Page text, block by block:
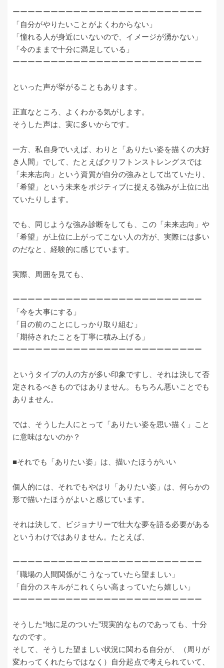
ーーーーーーーーーーーーーーーーーーーーーーーーー
「自分がやりたいことがよくわからない」
「憧れる人が身近にいないので、イメージが湧かない」
「今のままで十分に満足している」
ーーーーーーーーーーーーーーーーーーーーーーーーー
といった声が挙がることもあります。
正直なところ、よくわかる気がします。
そうした声は、実に多いからです。
一方、私自身でいえば、わりと「ありたい姿を描くの大好
き人間」でして、たとえばクリフトンストレングスでは
「未来志向」という資質が自分の強みとして出ていたり、
「希望」という未来をポジティブに捉える強みが上位に出
ていたりします。
でも、同じような強み診断をしても、この「未来志向」や
「希望」が上位に上がってこない人の方が、実際には多い
のだなと、経験的に感じています。
実際、周囲を見ても、
ーーーーーーーーーーーーーーーーーーーーーーーーー
「今を大事にする」
「目の前のことにしっかり取り組む」
「期待されたことを丁寧に積み上げる」
ーーーーーーーーーーーーーーーーーーーーーーーーー
というタイプの人の方が多い印象ですし、それは決して否
定されるべきものではありません。もちろん悪いことでも
ありません。
では、そうした人にとって「ありたい姿を思い描く」こと
に意味はないのか？
■それでも「ありたい姿」は、描いたほうがいい
個人的には、それでもやはり「ありたい姿」は、何らかの
形で描いたほうがよいと感じています。
それは決して、ビジョナリーで壮大な夢を語る必要がある
というわけではありません。たとえば、
ーーーーーーーーーーーーーーーーーーーーーーーーー
「職場の人間関係がこうなっていたら望ましい」
「自分のスキルがこれくらい高まっていたら嬉しい」
ーーーーーーーーーーーーーーーーーーーーーーーーー
そうした“地に足のついた”現実的なものであっても、十分
なのです。
そして、そうした望ましい状況に関わる自分が、（周りが
変わってくれたらではなく）自分起点で考えられていて、